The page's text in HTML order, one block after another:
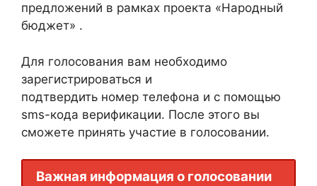
предложений в рамках проекта «Народный
бюджет» .
Для голосования вам необходимо
зарегистрироваться и
подтвердить номер телефона и с помощью
sms-кода верификации. После этого вы
сможете принять участие в голосовании.
Важная информация о голосовании